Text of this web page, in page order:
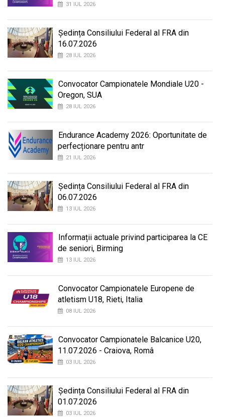
31 IUL 2026
Ședința Consiliului Federal al FRA din
16.07.2026
28 IUL 2026
Convocator Campionatele Mondiale U20 -
Oregon, SUA
28 IUL 2026
Endurance Academy 2026: Oportunitate de
perfecționare pentru antr
21 IUL 2026
Ședința Consiliului Federal al FRA din
06.07.2026
13 IUL 2026
Informații actuale privind participarea la CE
de seniori, Birming
13 IUL 2026
Convocator Campionatele Europene de
atletism U18, Rieti, Italia
08 IUL 2026
Convocator Campionatele Balcanice U20,
11.07.2026 - Craiova, Româ
03 IUL 2026
Ședința Consiliului Federal al FRA din
01.07.2026
03 IUL 2026